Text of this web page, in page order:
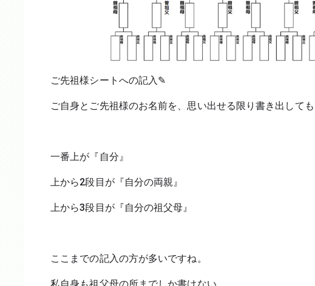
ご先祖様シートへの記入✎
ご自身とご先祖様のお名前を、思い出せる限り書き出して
一番上が『自分』
上から2段目が『自分の両親』
上から3段目が『自分の祖父母』
ここまでの記入の方が多いですね。